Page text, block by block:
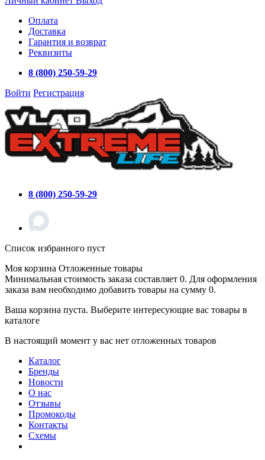
Оплата
Доставка
Гарантия и возврат
Реквизиты
8 (800) 250-59-29
Войти Регистрация
8 (800) 250-59-29
Список избранного пуст
Моя корзина Отложенные товары
Минимальная стоимость заказа составляет 0. Для оформления
заказа вам необходимо добавить товары на сумму 0.
Ваша корзина пуста. Выберите интересующие вас товары в
каталоге
В настоящий момент у вас нет отложенных товаров
Каталог
Бренды
Новости
О нас
Отзывы
Промокоды
Контакты
Схемы